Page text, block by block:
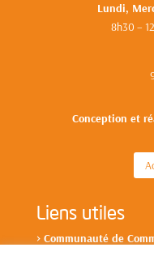
Lundi,
8h30 –
Conception et
Liens utiles
> Communauté de